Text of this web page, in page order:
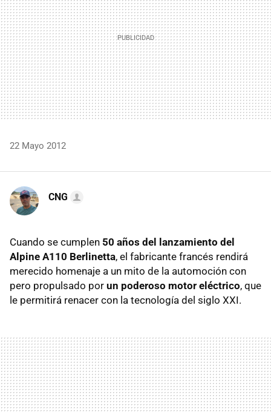
22 Mayo 2012
CNG
Cuando se cumplen 50 años del lanzamiento del
Alpine A110 Berlinetta, el fabricante francés rendirá
merecido homenaje a un mito de la automoción con
pero propulsado por un poderoso motor eléctrico, que
le permitirá renacer con la tecnología del siglo XXI.